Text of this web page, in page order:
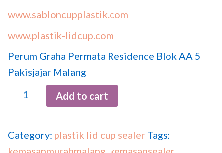
www.sabloncupplastik.com
www.plastik-lidcup.com
Perum Graha Permata Residence Blok AA 5
Pakisjajar Malang
Quantity
Add to cart
Category: plastik lid cup sealer Tags:
kemasanmurahmalang kemasansealer